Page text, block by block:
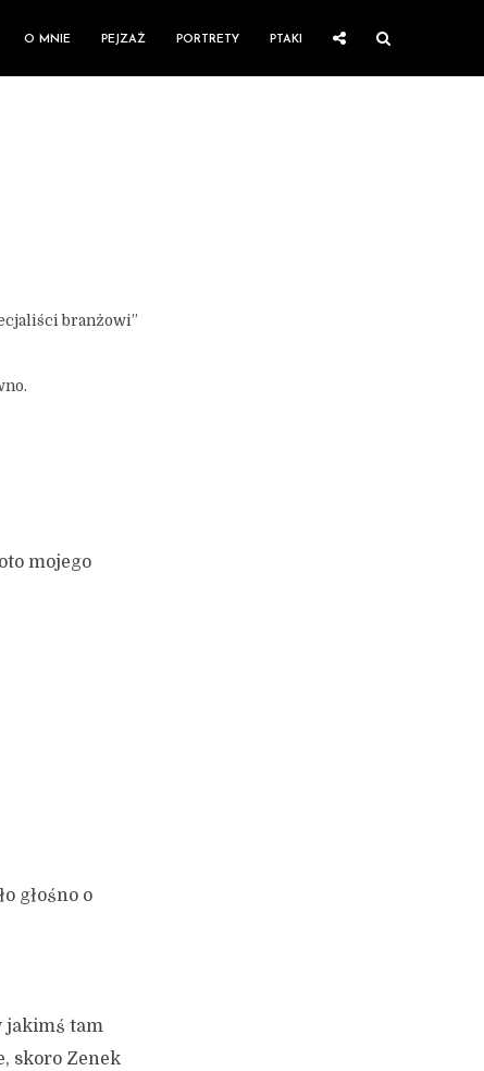
O MNIE PEJZAŻ PORTRETY PTAKI
branżowi”
mojego
głośno o
jakimś tam
skoro Zenek